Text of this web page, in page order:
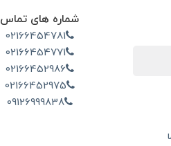
شماره های تماس
02166454781
02166454771
02166452986
02166452975
09126999838